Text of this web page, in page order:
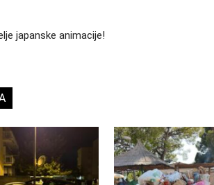
japanske animacije!